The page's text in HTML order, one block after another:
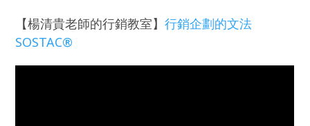
【楊清貴老師的行銷教室】行銷企劃的文法
SOSTAC®